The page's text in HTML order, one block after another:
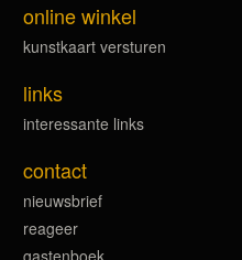
online winkel
kunstkaart versturen
links
interessante links
contact
nieuwsbrief
reageer
gastenboek